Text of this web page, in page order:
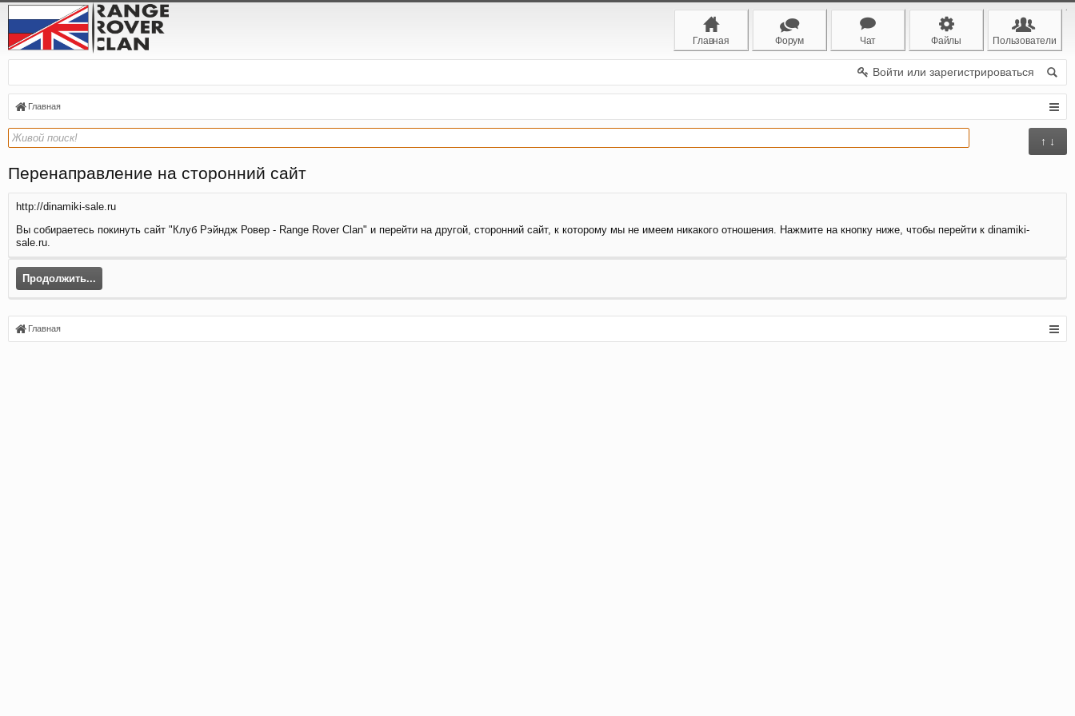
Главная Форум Чат Файлы Пользователи
Войти или зарегистрироваться
Главная
↑ ↓
Перенаправление на сторонний сайт
http://dinamiki-sale.ru
Вы собираетесь покинуть сайт "Клуб Рэйндж Ровер - Range Rover Clan" и перейти на другой, сторонний сайт, к которому мы не имеем никакого отношения. Нажмите на кнопку ниже, чтобы перейти к dinamiki-
sale.ru.
Продолжить...
Главная